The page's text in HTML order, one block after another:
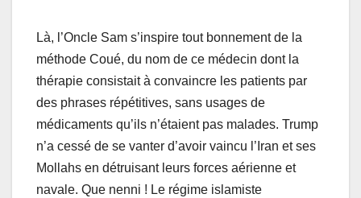
Là, l’Oncle Sam s’inspire tout bonnement de la
méthode Coué, du nom de ce médecin dont la
thérapie consistait à convaincre les patients par
des phrases répétitives, sans usages de
médicaments qu’ils n’étaient pas malades. Trump
n’a cessé de se vanter d’avoir vaincu l’Iran et ses
Mollahs en détruisant leurs forces aérienne et
navale. Que nenni ! Le régime islamiste